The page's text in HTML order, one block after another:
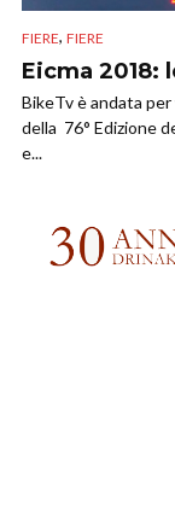
FIERE, FIERE
Eicma 2018:
BikeTv è andata
della 76° Edizione
e...